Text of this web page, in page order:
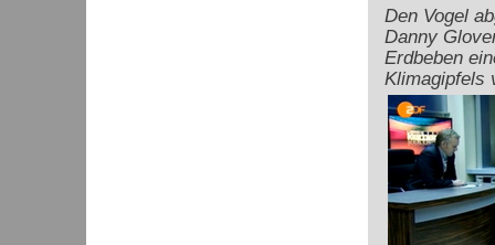
Den Vogel
Danny
Erdbeben
Klimagipfels